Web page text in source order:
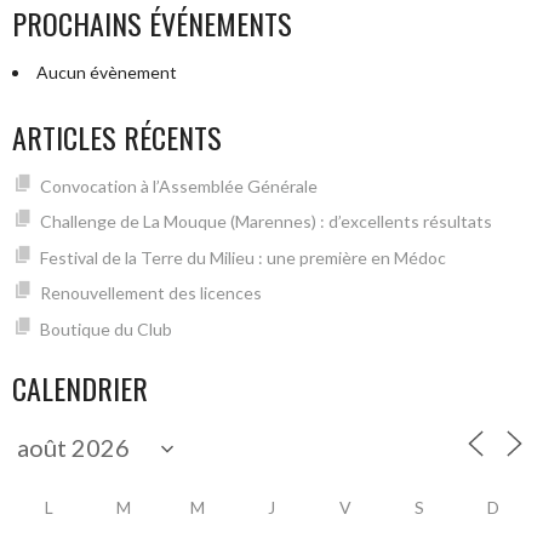
PROCHAINS ÉVÉNEMENTS
Aucun évènement
ARTICLES RÉCENTS
Convocation à l’Assemblée Générale
Challenge de La Mouque (Marennes) : d’excellents résultats
Festival de la Terre du Milieu : une première en Médoc
Renouvellement des licences
Boutique du Club
CALENDRIER
L M M J V S D